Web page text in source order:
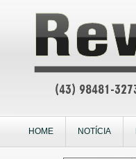
HOME NOTÍCIA